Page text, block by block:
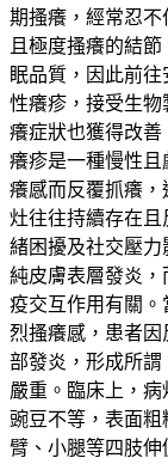
期搔癢，經常忍
且極度搔癢的結
眠品質，因此前
性癢疹，接受生
癢症狀也獲得改
癢疹是一種慢性
癢感而反覆抓癢
灶往往持續存在
緒困擾及社交壓
純皮膚表層發炎
疫交互作用有關
烈搔癢感，患者
部發炎，形成所
嚴重。臨床上，
豌豆不等，表面
臂、小腿等四肢